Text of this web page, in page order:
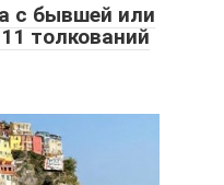
с бывшей или
толкований